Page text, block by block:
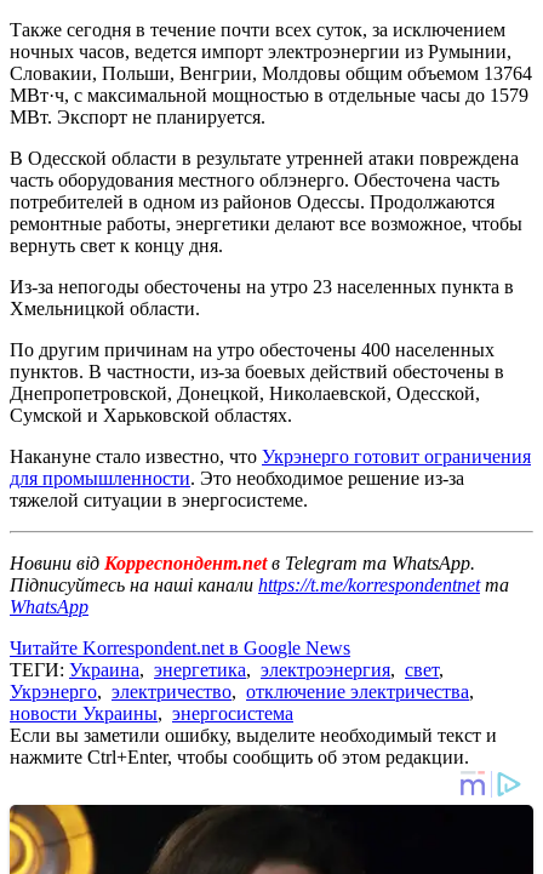
Также сегодня в течение почти всех суток, за исключением
ночных часов, ведется импорт электроэнергии из Румынии,
Словакии, Польши, Венгрии, Молдовы общим объемом 13764
МВт·ч, с максимальной мощностью в отдельные часы до 1579
МВт. Экспорт не планируется.
В Одесской области в результате утренней атаки повреждена
часть оборудования местного облэнерго. Обесточена часть
потребителей в одном из районов Одессы. Продолжаются
ремонтные работы, энергетики делают все возможное, чтобы
вернуть свет к концу дня.
Из-за непогоды обесточены на утро 23 населенных пункта в
Хмельницкой области.
По другим причинам на утро обесточены 400 населенных
пунктов. В частности, из-за боевых действий обесточены в
Днепропетровской, Донецкой, Николаевской, Одесской,
Сумской и Харьковской областях.
Накануне стало известно, что Укрэнерго готовит ограничения
для промышленности. Это необходимое решение из-за
тяжелой ситуации в энергосистеме.
Новини від Корреспондент.netв Telegram та WhatsApp.
Підписуйтесь на наші канали https://t.me/korrespondentnetта
WhatsApp
Читайте Korrespondent.net в Google News
ТЕГИ: Украина, энергетика, электроэнергия, свет,
Укрэнерго, электричество, отключение электричества,
новости Украины, энергосистема
Если вы заметили ошибку, выделите необходимый текст и
нажмите Ctrl+Enter, чтобы сообщить об этом редакции.